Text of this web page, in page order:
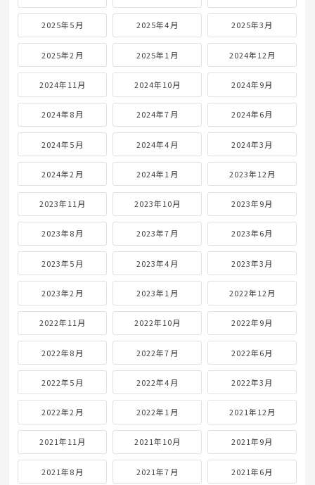
2025年5月 2025年4月 2025年3月
2025年2月 2025年1月 2024年12月
2024年11月 2024年10月 2024年9月
2024年8月 2024年7月 2024年6月
2024年5月 2024年4月 2024年3月
2024年2月 2024年1月 2023年12月
2023年11月 2023年10月 2023年9月
2023年8月 2023年7月 2023年6月
2023年5月 2023年4月 2023年3月
2023年2月 2023年1月 2022年12月
2022年11月 2022年10月 2022年9月
2022年8月 2022年7月 2022年6月
2022年5月 2022年4月 2022年3月
2022年2月 2022年1月 2021年12月
2021年11月 2021年10月 2021年9月
2021年8月 2021年7月 2021年6月